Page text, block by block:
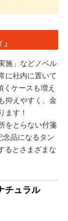
施」などノベル
に社内に置いて
くケースも増え
抑えやすく、金
ます！
をとらない付箋
念品になるタン
るとさまざまな
チュラル